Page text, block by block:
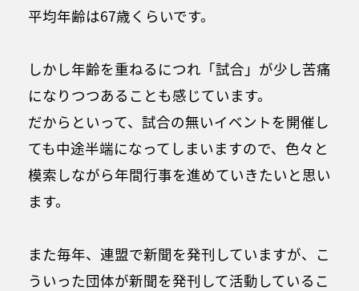
平均年齢は67歳くらいです。
しかし年齢を重ねるにつれ「試合」が少し苦痛
になりつつあることも感じています。
だからといって、試合の無いイベントを開催し
ても中途半端になってしまいますので、色々と
模索しながら年間行事を進めていきたいと思い
ます。
また毎年、連盟で新聞を発刊していますが、こ
ういった団体が新聞を発刊して活動しているこ